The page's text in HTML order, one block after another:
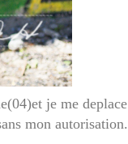
je me deplace
mon autorisation.